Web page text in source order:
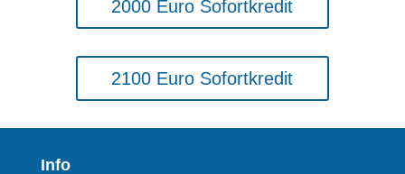
2000 Euro Sofortkredit
2100 Euro Sofortkredit
Info